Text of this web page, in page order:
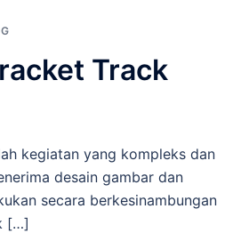
Track
kegiatan yang kompleks dan
desain gambar dan
secara berkesinambungan
[…]